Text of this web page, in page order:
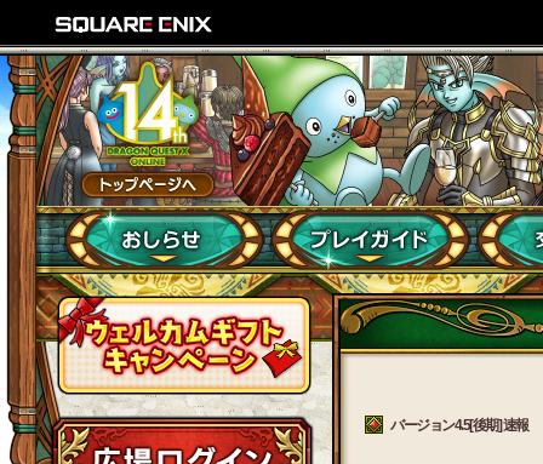
バージョン4.5[後期] 速報